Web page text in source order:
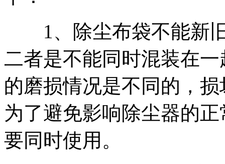
1、除尘布袋不能新旧
二者是不能同时混装在
的磨损情况是不同的，
为了避免影响除尘器的
要同时使用。